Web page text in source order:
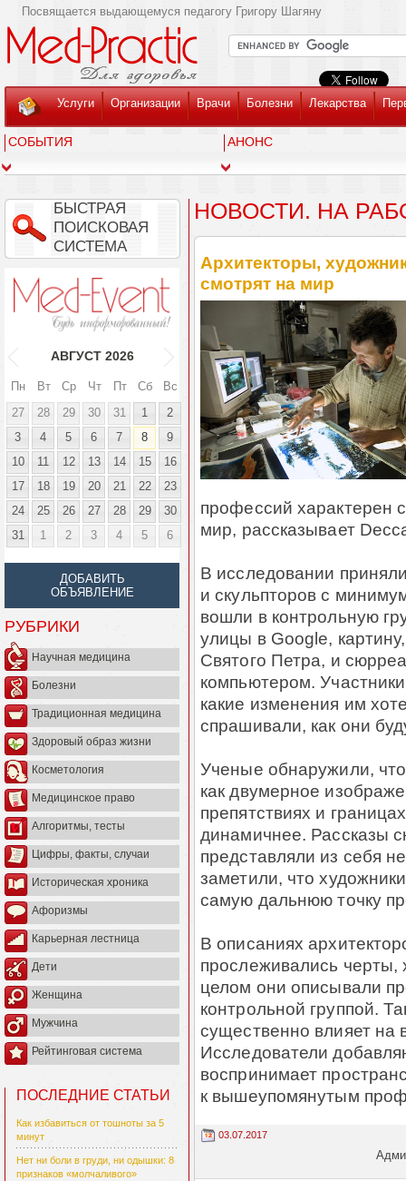
Посвящается выдающемуся педагогу Григору Шагяну
Услуги Организации Врачи Болезни Лекарства
СОБЫТИЯ АНОНС
БЫСТРАЯ
ПОИСКОВАЯ
СИСТЕМА
АВГУСТ 2026
Пн Вт Ср Чт Пт Сб
Вс
27
28 29 30 31 1
2
3
4 5 6 7 8
9
10
11 12 13 14 15
16
17
18 19 20 21 22
23
24
25 26 27 28 29
30
31
1 2 3 4 5 6
ДОБАВИТЬ
ОБЪЯВЛЕНИЕ
РУБРИКИ
Научная медицина
Болезни
Традиционная медицина
Здоровый образ жизни
Косметология
Медицинское право
Алгоритмы, тесты
Цифры, факты, случаи
Историческая хроника
Афоризмы
Карьерная лестница
Дети
Женщина
Мужчина
Рейтинговая система
ПОСЛЕДНИЕ СТАТЬИ
Как избавиться от тошноты за 5
минут
Нет ни боли в груди, ни одышки: 8
признаков «молчаливого»
НОВОСТИ. НА
Архитекторы,
смотрят на мир
профессий характерен
мир, рассказывает
В исследовании
и скульпторов с
вошли в контрольную
улицы в Google,
Святого Петра, и
компьютером.
какие изменения им
спрашивали, как они
Ученые обнаружили,
как двумерное
препятствиях и
динамичнее. Рассказы
представляли из себя
заметили, что
самую дальнюю точку
В описаниях
прослеживались
целом они описывали
контрольной группой.
существенно влияет на
Исследователи
воспринимает
к вышеупомянутым
03.07.2017